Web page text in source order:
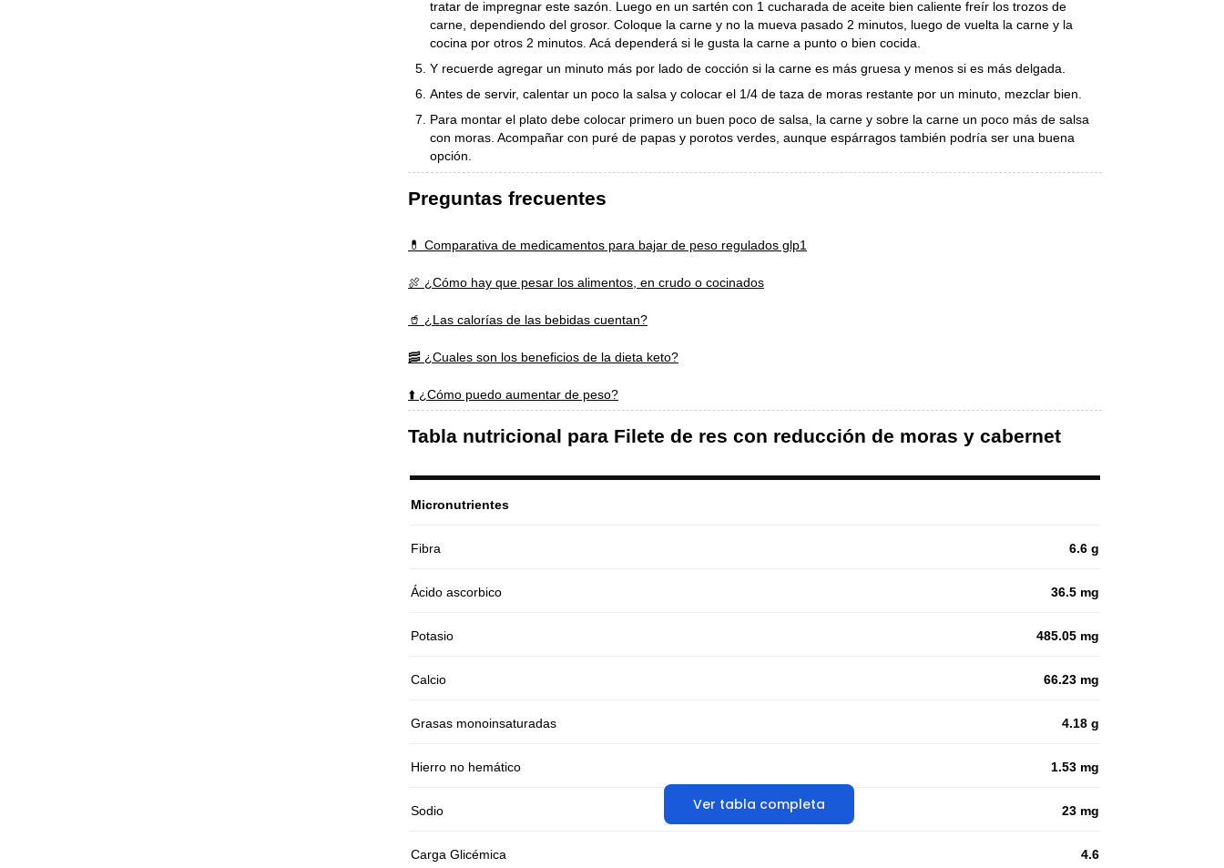
tratar de impregnar este sazón. Luego en un sartén con 1 cucharada de aceite bien caliente freír los trozos de
carne, dependiendo del grosor. Coloque la carne y no la mueva pasado 2 minutos, luego de vuelta la carne y la
cocina por otros 2 minutos. Acá dependerá si le gusta la carne a punto o bien cocida.
Y recuerde agregar un minuto más por lado de cocción si la carne es más gruesa y menos si es más delgada.
Antes de servir, calentar un poco la salsa y colocar el 1/4 de taza de moras restante por un minuto, mezclar bien.
Para montar el plato debe colocar primero un buen poco de salsa, la carne y sobre la carne un poco más de salsa
con moras. Acompañar con puré de papas y porotos verdes, aunque espárragos también podría ser una buena
opción.
Preguntas frecuentes
💊 Comparativa de medicamentos para bajar de peso regulados glp1
🍖 ¿Cómo hay que pesar los alimentos, en crudo o cocinados
🥤 ¿Las calorías de las bebidas cuentan?
🥓 ¿Cuales son los beneficios de la dieta keto?
⬆️ ¿Cómo puedo aumentar de peso?
Tabla nutricional para Filete de res con reducción de moras y cabernet
Ver tabla completa
Micronutrientes
Fibra 6.6 g
Ácido ascorbico 36.5 mg
Potasio 485.05 mg
Calcio 66.23 mg
Grasas monoinsaturadas 4.18 g
Hierro no hemático 1.53 mg
Sodio 23 mg
Carga Glicémica 4.6